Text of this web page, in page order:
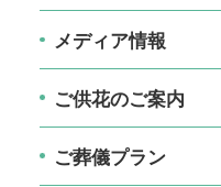
メディア情報
ご供花のご案内
ご葬儀プラン